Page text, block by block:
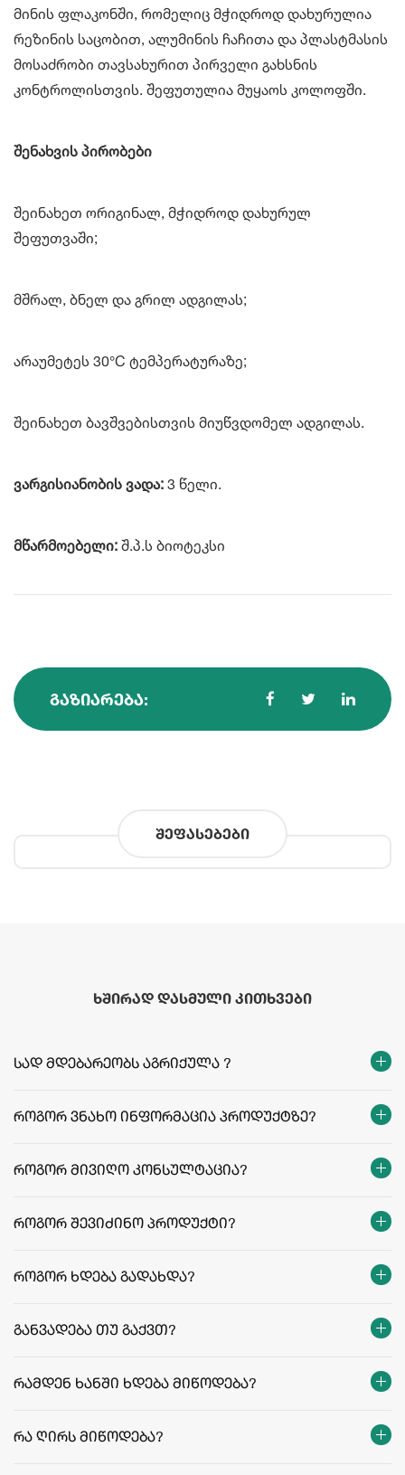
მინის ფლაკონში, რომელიც მჭიდროდ დახურულია
რეზინის საცობით, ალუმინის ჩაჩითა და პლასტმასის
მოსაძრობი თავსახურით პირველი გახსნის
კონტროლისთვის. შეფუთულია მუყაოს კოლოფში.
შენახვის პირობები
შეინახეთ ორიგინალ, მჭიდროდ დახურულ
შეფუთვაში;
მშრალ, ბნელ და გრილ ადგილას;
არაუმეტეს 30°C ტემპერატურაზე;
შეინახეთ ბავშვებისთვის მიუწვდომელ ადგილას.
ვარგისიანობის ვადა: 3 წელი.
მწარმოებელი: შ.პ.ს ბიოტეკსი
ᲒᲐᲖᲘᲐᲠᲔᲑᲐ:
შეფასებები
ხშირად დასმული კითხვები
სად მდებარეობს აგრიქულა ?
როგორ ვნახო ინფორმაცია პროდუქტზე?
როგორ მივიღო კონსულტაცია?
როგორ შევიძინო პროდუქტი?
როგორ ხდება გადახდა?
განვადება თუ გაქვთ?
რამდენ ხანში ხდება მიწოდება?
რეგიონები:
რა ღირს მიწოდება?